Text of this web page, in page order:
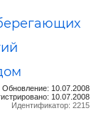
Обновление: 10.07.2008
10.07.2008
Идентификатор: 2215